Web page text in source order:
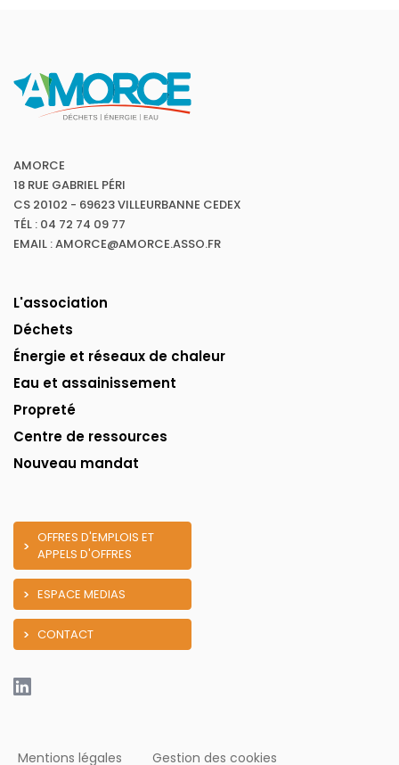
AMORCE
18 RUE GABRIEL PÉRI
CS 20102 - 69623 VILLEURBANNE CEDEX
TÉL : 04 72 74 09 77
EMAIL : AMORCE@AMORCE.ASSO.FR
L'association
Déchets
Énergie et réseaux de chaleur
Eau et assainissement
Propreté
Centre de ressources
Nouveau mandat
OFFRES D'EMPLOIS ET
APPELS D'OFFRES
ESPACE MEDIAS
CONTACT
Mentions légales Gestion des cookies